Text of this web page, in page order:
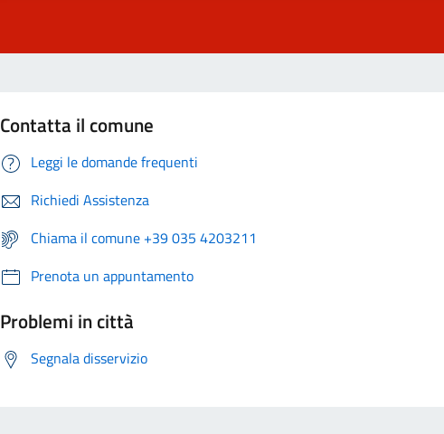
Contatta il comune
Leggi le domande frequenti
Richiedi Assistenza
Chiama il comune +39 035 4203211
Prenota un appuntamento
Problemi in città
Segnala disservizio